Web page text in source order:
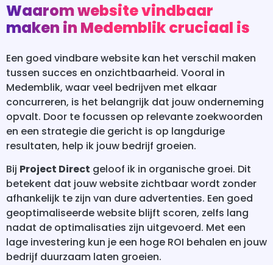
Waarom website vindbaar
maken in Medemblik cruciaal is
Een goed vindbare website kan het verschil maken
tussen succes en onzichtbaarheid. Vooral in
Medemblik, waar veel bedrijven met elkaar
concurreren, is het belangrijk dat jouw onderneming
opvalt. Door te focussen op relevante zoekwoorden
en een strategie die gericht is op langdurige
resultaten, help ik jouw bedrijf groeien.
Bij Project Direct geloof ik in organische groei. Dit
betekent dat jouw website zichtbaar wordt zonder
afhankelijk te zijn van dure advertenties. Een goed
geoptimaliseerde website blijft scoren, zelfs lang
nadat de optimalisaties zijn uitgevoerd. Met een
lage investering kun je een hoge ROI behalen en jouw
bedrijf duurzaam laten groeien.